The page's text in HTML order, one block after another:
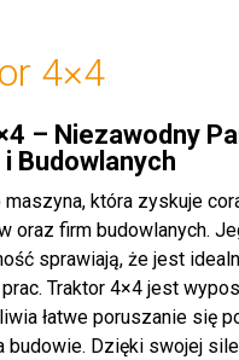
4×4
– Niezawodny
Budowlanych
maszyna, która zyskuje
oraz firm budowlanych.
sprawiają, że jest
Traktor 4×4 jest
łatwe poruszanie się
budowie. Dzięki swojej